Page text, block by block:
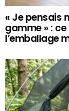
« Je pensais
gamme » :
l’emballage